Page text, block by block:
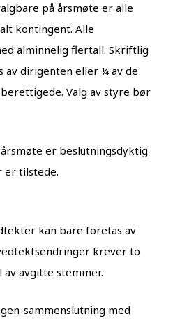
på årsmøte er alle
kontingent. Alle
alminnelig flertall. Skriftlig
av dirigenten eller ¼ av de
Valg av styre bør
er beslutningsdyktig
er tilstede.
kan bare foretas av
krever to
avgitte stemmer.
sammenslutning med